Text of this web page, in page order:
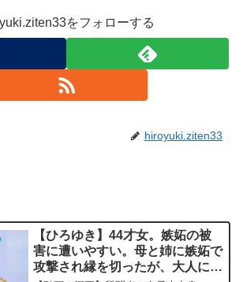
をフォローする
hiroyuki.ziten33
【ひろゆき】44才女。嫉妬の被
害に遭いやすい。母と姉に嫉妬で
攻撃され縁を切ったが、大人にな